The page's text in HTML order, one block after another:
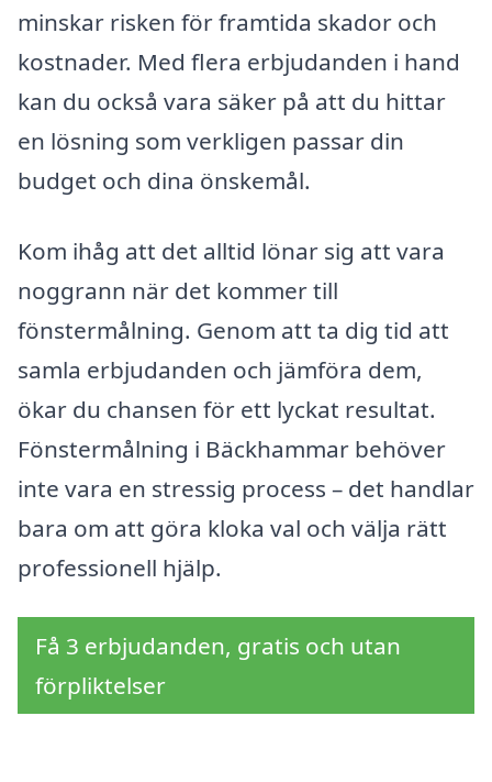
minskar risken för framtida skador och
kostnader. Med flera erbjudanden i hand
kan du också vara säker på att du hittar
en lösning som verkligen passar din
budget och dina önskemål.
Kom ihåg att det alltid lönar sig att vara
noggrann när det kommer till
fönstermålning. Genom att ta dig tid att
samla erbjudanden och jämföra dem,
ökar du chansen för ett lyckat resultat.
Fönstermålning i Bäckhammar behöver
inte vara en stressig process – det handlar
bara om att göra kloka val och välja rätt
professionell hjälp.
Få 3 erbjudanden, gratis och utan
förpliktelser